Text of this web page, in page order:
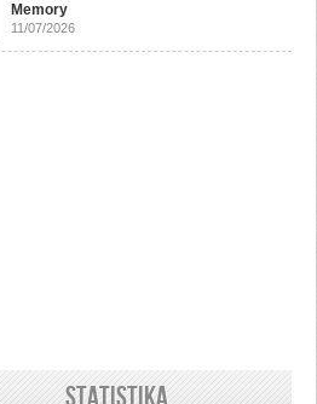
Memory
11/07/2026